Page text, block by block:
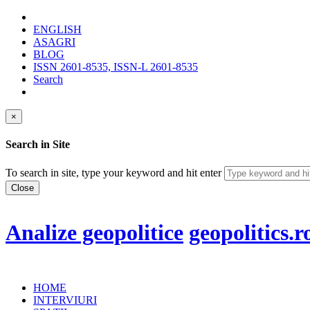
ENGLISH
ASAGRI
BLOG
ISSN 2601-8535, ISSN-L 2601-8535
Search
×
Search in Site
To search in site, type your keyword and hit enter
Close
Analize geopolitice
HOME
INTERVIURI